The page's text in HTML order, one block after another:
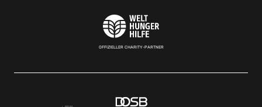
OFFIZIELLER CHARITY-PARTNER